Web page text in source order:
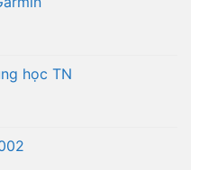
học TN